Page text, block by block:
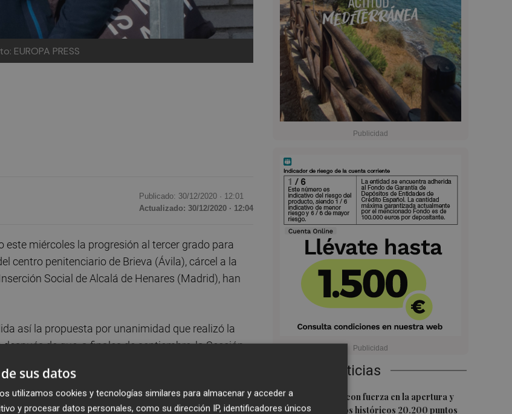
EUROPA PRESS
Últimas Noticias
1El Ibex 35 sube con fuerza en la apertura y
logra superar los históricos 20.200 puntos
Publicado: 30/12/2020 · 12:01
Actualizado: 30/12/2020 · 12:04
miércoles la progresión al tercer grado para
centro penitenciario de Brieva (Ávila), cárcel a la
Social de Alcalá de Henares (Madrid), han
así la propuesta por unanimidad que realizó la
de que, a finales de septiembre, la Sección
el tercer grado o régimen abierto. Urdangarin
en el 'caso Nóos'.
sus datos
utilizamos cookies y tecnologías similares para almacenar y acceder a
y procesar datos personales, como su dirección IP, identificadores únicos